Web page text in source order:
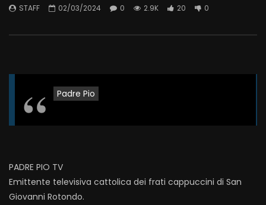
STAFF 02/03/2024 0 2.9K 20 0
Padre Pio
PADRE PIO TV
Emittente televisiva cattolica dei frati cappuccini di San
Giovanni Rotondo.